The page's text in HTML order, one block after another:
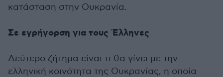
κατάσταση στην Ουκρανία.
Σε εγρήγορση για τους Έλληνες
Δεύτερο ζήτημα είναι τι θα γίνει με την
ελληνική κοινότητα της Ουκρανίας, η οποία